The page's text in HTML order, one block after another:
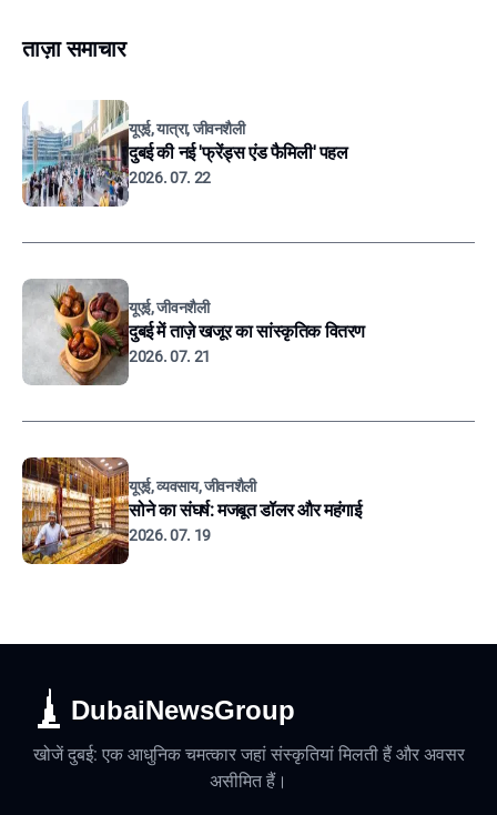
ताज़ा समाचार
यूएई, यात्रा, जीवनशैली
दुबई की नई 'फ्रेंड्स एंड फैमिली' पहल
2026. 07. 22
यूएई, जीवनशैली
दुबई में ताज़े खजूर का सांस्कृतिक वितरण
2026. 07. 21
यूएई, व्यवसाय, जीवनशैली
सोने का संघर्ष: मजबूत डॉलर और महंगाई
2026. 07. 19
DubaiNewsGroup
खोजें दुबई: एक आधुनिक चमत्कार जहां संस्कृतियां मिलती हैं और अवसर
असीमित हैं।